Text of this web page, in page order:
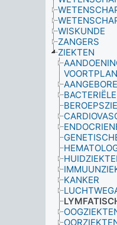
WISKUNDE
ZANGERS
ZIEKTEN
KANKER